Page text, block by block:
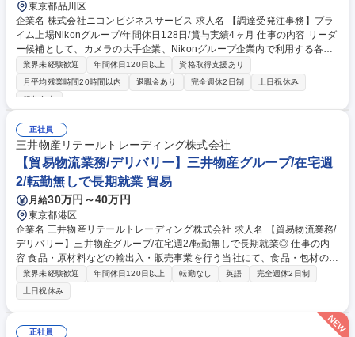
東京都品川区
企業名 株式会社ニコンビジネスサービス 求人名 【調達受発注事務】プラ
イム上場Nikonグループ/年間休日128日/賞与実績4ヶ月 仕事の内容 リーダ
ー候補として、カメラの大手企業、Nikonグループ企業内で利用する各種
商材の受発注業務全般をお任せいたします。【具体的な業務内容】■依頼
を受ける・見積書作成 ■発注・納品・請求 ■代金回収 など ◎発注受注に関
する一連の業務をお任せします。一連の流れを1人で担当するため、調達
など軽作業もあり、メリハリをつけて働くことができます。◎ゆくゆくは
リーダー候補として以下業務もお任せ予定。 ■チームメンバーの業務支援
■新人育成・指導などマネジメント業務 ■予算計画・管理 募集職種 【調達
受発注事務】プライム上場Nikonグループ/年間休日128日/賞与実績4ヶ月
業界未経験歓迎 年間休日120日以上
資格取得支援あり
月平均残業時間20時間以内
退職金あり 完全週休2日制
土日祝休み
服装自由
正社員
三井物産リテールトレーディング株式会社
【貿易物流業務/デリバリー】三井物産グループ/在宅週
2/転勤無しで長期就業 貿易
月給30万円～40万円
東京都港区
企業名 三井物産リテールトレーディング株式会社 求人名 【貿易物流業務/
デリバリー】三井物産グループ/在宅週2/転勤無しで長期就業◎ 仕事の内
容 食品・原材料などの輸出入・販売事業を行う当社にて、食品・包材の国
際輸送・物流・需給管理業務を担当いただきます。三井物産グループの基
盤で長期的にキャリア形成をすることが可能なポジションとなります◎
【業務内容】 ■貿易物流管理、各種トラブル対応、物流改善提案 ■輸出入
貨物の入出庫在庫管理、配送手配管理 ■港湾・倉庫への現地立会い等 【商
材】 冷凍野菜、冷凍総菜、香辛料、缶詰等、加工食品全般 募集職種 【貿
業界未経験歓迎 年間休日120日以上 転勤なし 英語
完全週休2日制
土日祝休み
正社員